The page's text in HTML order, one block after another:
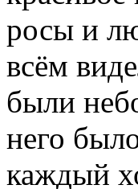
росы и
всём
были
него
каждый